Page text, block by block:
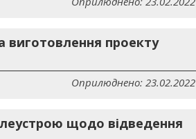
виготовлення проекту
Оприлюднено: 23.02.2022
щодо відведення